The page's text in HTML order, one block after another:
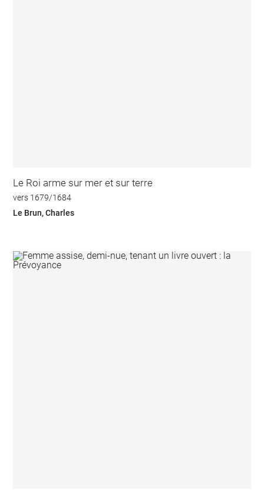
Le Roi arme sur mer et sur terre
vers 1679/1684
Le Brun, Charles